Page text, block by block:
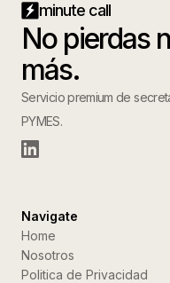
minute call
No pierdas
más.
Servicio premium de
PYMES.
Navigate
Home
Nosotros
Politica de Privacidad